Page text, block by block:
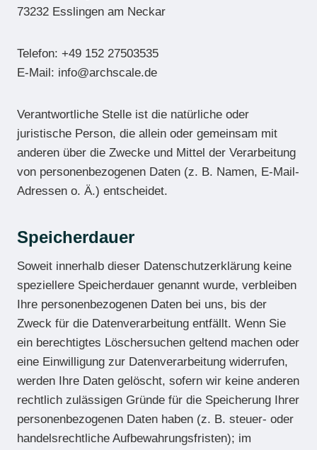
73232 Esslingen am Neckar
Telefon: +49 152 27503535
E-Mail: info@archscale.de
Verantwortliche Stelle ist die natürliche oder
juristische Person, die allein oder gemeinsam mit
anderen über die Zwecke und Mittel der Verarbeitung
von personenbezogenen Daten (z. B. Namen, E-Mail-
Adressen o. Ä.) entscheidet.
Speicherdauer
Soweit innerhalb dieser Datenschutzerklärung keine
speziellere Speicherdauer genannt wurde, verbleiben
Ihre personenbezogenen Daten bei uns, bis der
Zweck für die Datenverarbeitung entfällt. Wenn Sie
ein berechtigtes Löschersuchen geltend machen oder
eine Einwilligung zur Datenverarbeitung widerrufen,
werden Ihre Daten gelöscht, sofern wir keine anderen
rechtlich zulässigen Gründe für die Speicherung Ihrer
personenbezogenen Daten haben (z. B. steuer- oder
handelsrechtliche Aufbewahrungsfristen); im